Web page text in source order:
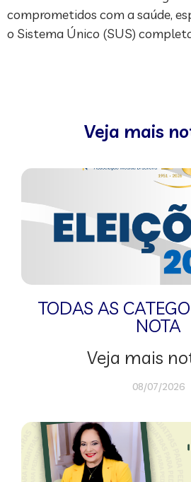
comprometidos com a saúde,
o Sistema Único (SUS)
Veja mais
TODAS AS
NOTA
Veja mais
08/07/2026